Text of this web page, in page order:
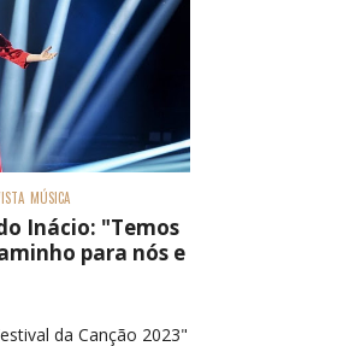
MÚSICA
Inácio: "Temos
para nós e
da Canção 2023"